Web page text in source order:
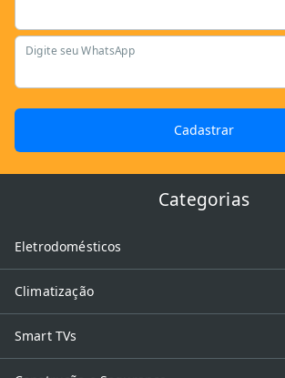
Digite seu WhatsApp
Cadastrar
Categorias
Eletrodomésticos
Climatização
Smart TVs